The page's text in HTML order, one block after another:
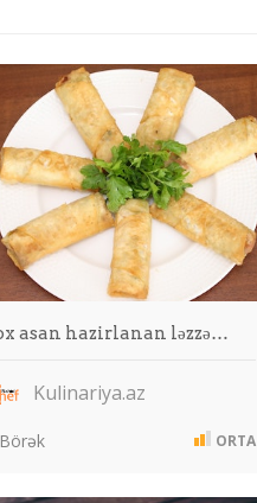
asan hazirlanan ləzzə…
Kulinariya.az
ORTA